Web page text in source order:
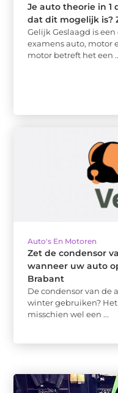
Je auto theorie in 1
dat dit mogelijk is?
Gelijk Geslaagd is
examens auto, motor
motor betreft het een
Auto's En Motoren
Zet de condensor
wanneer uw auto
Brabant
De condensor van de
winter gebruiken?
misschien wel een ...